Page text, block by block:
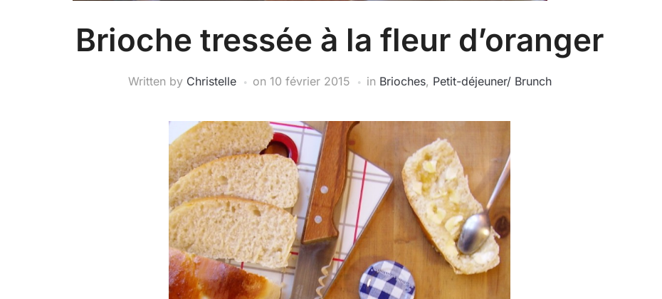
Brioche tressée à la fleur d’oranger
Written by Christelle on 10 février 2015 in Brioches, Petit-déjeuner/ Brunch